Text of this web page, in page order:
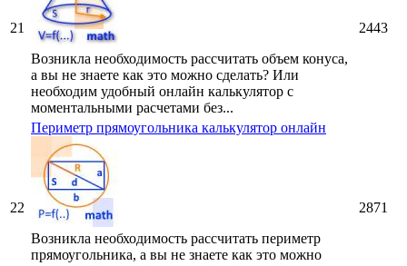
21
Возникла необходимость рассчитать объем конуса,
а вы не знаете как это можно сделать? Или
необходим удобный онлайн калькулятор с
моментальными расчетами без...
2443
22
Периметр прямоугольника калькулятор онлайн
Возникла необходимость рассчитать периметр
прямоугольника, а вы не знаете как это можно
2871